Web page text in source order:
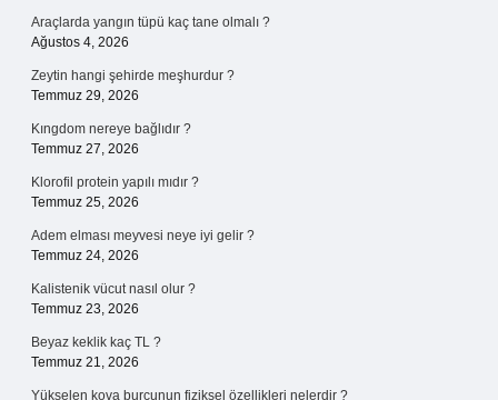
Araçlarda yangın tüpü kaç tane olmalı ?
Ağustos 4, 2026
Zeytin hangi şehirde meşhurdur ?
Temmuz 29, 2026
Kıngdom nereye bağlıdır ?
Temmuz 27, 2026
Klorofil protein yapılı mıdır ?
Temmuz 25, 2026
Adem elması meyvesi neye iyi gelir ?
Temmuz 24, 2026
Kalistenik vücut nasıl olur ?
Temmuz 23, 2026
Beyaz keklik kaç TL ?
Temmuz 21, 2026
Yükselen kova burcunun fiziksel özellikleri nelerdir ?